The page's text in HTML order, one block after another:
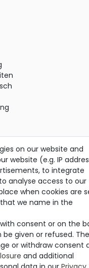
2020 | Alle Rechte
gesetzlicher MwSt. | zzgl. Versandkosten
on our website and
website (e.g. IP
to integrate
analyse access to our
when cookies are
we name in the
consent or on the
given or refused.
or withdraw consent
and additional